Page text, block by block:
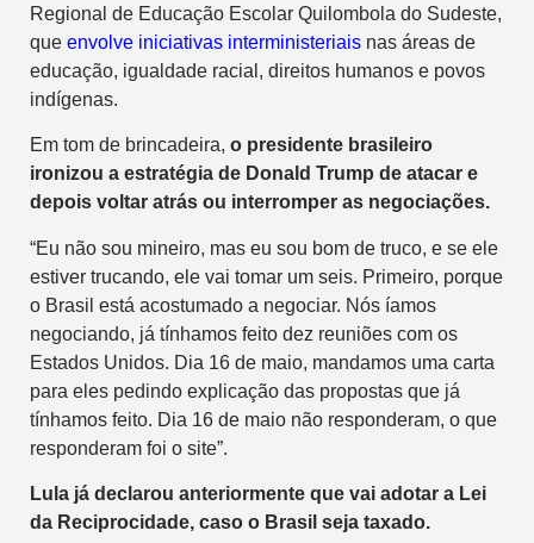
Regional de Educação Escolar Quilombola do Sudeste,
que envolve iniciativas interministeriais nas áreas de
educação, igualdade racial, direitos humanos e povos
indígenas.
Em tom de brincadeira, o presidente brasileiro
ironizou a estratégia de Donald Trump de atacar e
depois voltar atrás ou interromper as negociações.
“Eu não sou mineiro, mas eu sou bom de truco, e se ele
estiver trucando, ele vai tomar um seis. Primeiro, porque
o Brasil está acostumado a negociar. Nós íamos
negociando, já tínhamos feito dez reuniões com os
Estados Unidos. Dia 16 de maio, mandamos uma carta
para eles pedindo explicação das propostas que já
tínhamos feito. Dia 16 de maio não responderam, o que
responderam foi o site”.
Lula já declarou anteriormente que vai adotar a Lei
da Reciprocidade, caso o Brasil seja taxado.